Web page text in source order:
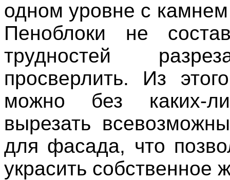
одном уровне с
Пеноблоки не
трудностей
просверлить. Из
можно без каких-
вырезать
для фасада, что
украсить собственное